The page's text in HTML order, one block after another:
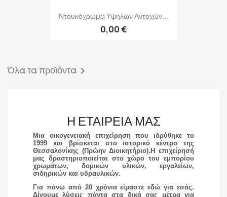
Ντουκόχρωμα Υψηλών Αντοχών...
0,00 €
Όλα τα προϊόντα 
Η ΕΤΑΙΡΕΊΑ ΜΑΣ
Μια οικογενειακή επιχείρηση που ιδρύθηκε το
1999 και βρίσκεται στο ιστορικό κέντρο της
Θεσσαλονίκης (Πρώην Διοικητήριο). Η επιχείρησή
μας δραστηριοποιείται στο χώρο του εμπορίου
χρωμάτων, δομικών υλικών, εργαλείων,
σιδηρικών και υδραυλικών.
Για πάνω από 20 χρόνια είμαστε εδώ για εσάς.
Δίνουμε λύσεις πάντα στα δικά σας μέτρα για